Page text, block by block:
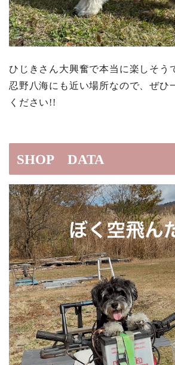
ひじきさん大興奮で本当に楽しそう
忍野八海にも近い場所なので、ぜひ
ください!!
SHOP DATA